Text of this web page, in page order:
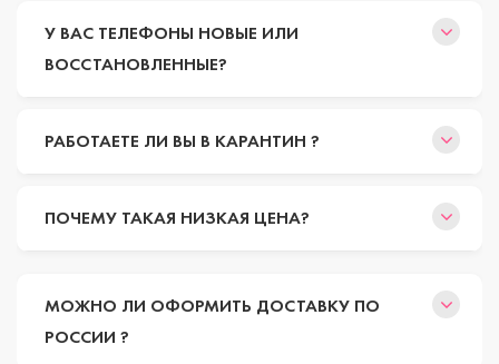
У ВАС ТЕЛЕФОНЫ НОВЫЕ ИЛИ
ВОССТАНОВЛЕННЫЕ?
РАБОТАЕТЕ ЛИ ВЫ В КАРАНТИН ?
ПОЧЕМУ ТАКАЯ НИЗКАЯ ЦЕНА?
МОЖНО ЛИ ОФОРМИТЬ ДОСТАВКУ ПО
РОССИИ ?